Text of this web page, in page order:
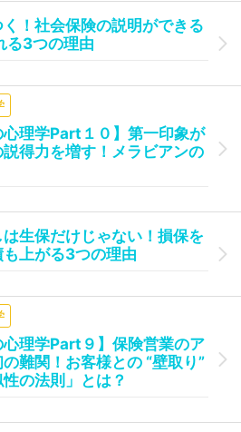
！社会保険の説明ができる
る3つの理由
心理学Part１０】第一印象が
得力を増す！メラビアンの
生保だけじゃない！損保を
も上がる3つの理由
心理学Part９】保険営業のア
難関！お客様との “壁取り”
の法則」とは？